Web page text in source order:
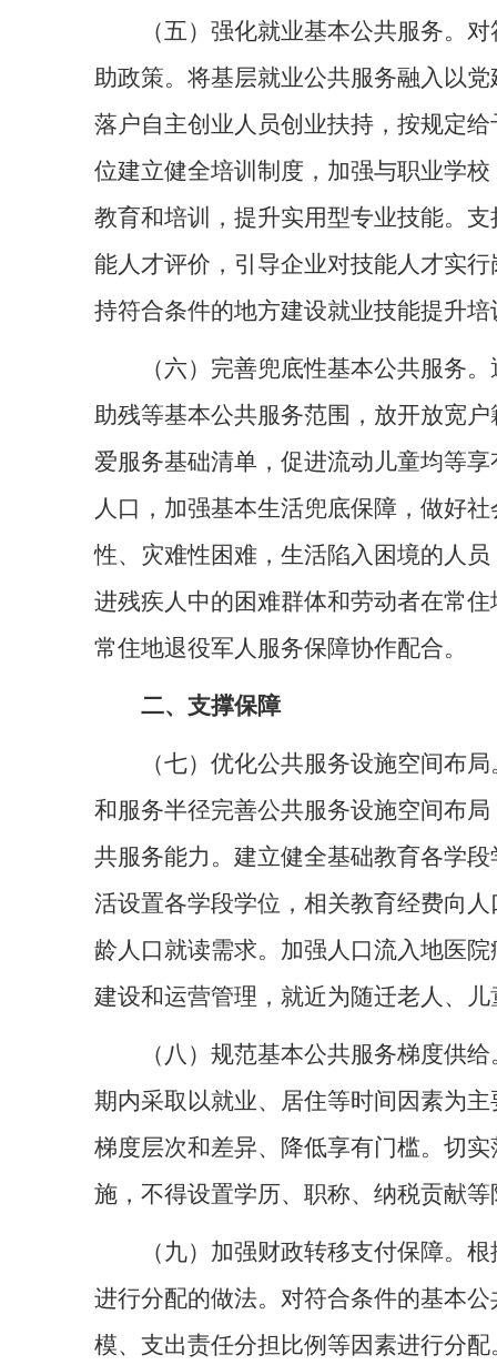
（五）强化就业基本公共服务。
助政策。将基层就业公共服务融入以
落户自主创业人员创业扶持，按规定
位建立健全培训制度，加强与职业学
教育和培训，提升实用型专业技能。
能人才评价，引导企业对技能人才实
持符合条件的地方建设就业技能提升培
（六）完善兜底性基本公共服务
助残等基本公共服务范围，放开放宽
爱服务基础清单，促进流动儿童均等
人口，加强基本生活兜底保障，做好
性、灾难性困难，生活陷入困境的人
进残疾人中的困难群体和劳动者在常
常住地退役军人服务保障协作配合。
二、支撑保障
（七）优化公共服务设施空间布
和服务半径完善公共服务设施空间布
共服务能力。建立健全基础教育各学
活设置各学段学位，相关教育经费向
龄人口就读需求。加强人口流入地医
建设和运营管理，就近为随迁老人、
（八）规范基本公共服务梯度供
期内采取以就业、居住等时间因素为
梯度层次和差异、降低享有门槛。切
施，不得设置学历、职称、纳税贡献
（九）加强财政转移支付保障。
进行分配的做法。对符合条件的基本
模、支出责任分担比例等因素进行分